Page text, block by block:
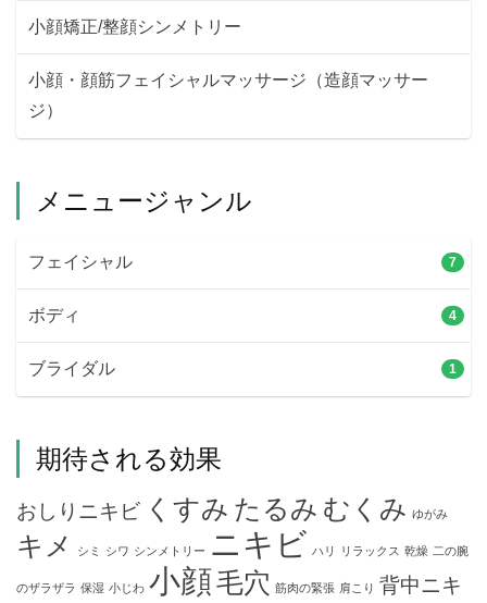
小顔矯正/整顔シンメトリー
小顔・顔筋フェイシャルマッサージ（造顔マッサー
ジ）
メニュージャンル
フェイシャル 7
ボディ 4
ブライダル 1
期待される効果
おしりニキビ くすみ たるみ むくみ ゆがみ
キメ シミ シワ シンメトリー ニキビ ハリ リラックス 乾燥 二の腕
のザラザラ 保湿 小じわ 小顔毛穴 筋肉の緊張 肩こり 背中ニキ